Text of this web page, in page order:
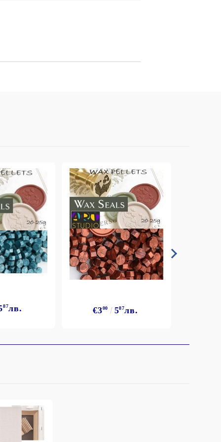
87лв. €300 587лв.